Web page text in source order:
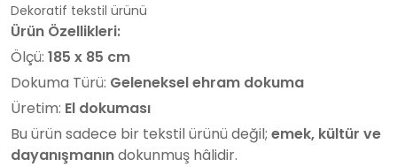
Dekoratif tekstil ürünü
Ürün Özellikleri:
Ölçü: 185 x 85 cm
Dokuma Türü: Geleneksel ehram dokuma
Üretim: El dokuması
Bu ürün sadece bir tekstil ürünü değil; emek, kültür ve
dayanışmanındokunmuş hâlidir.